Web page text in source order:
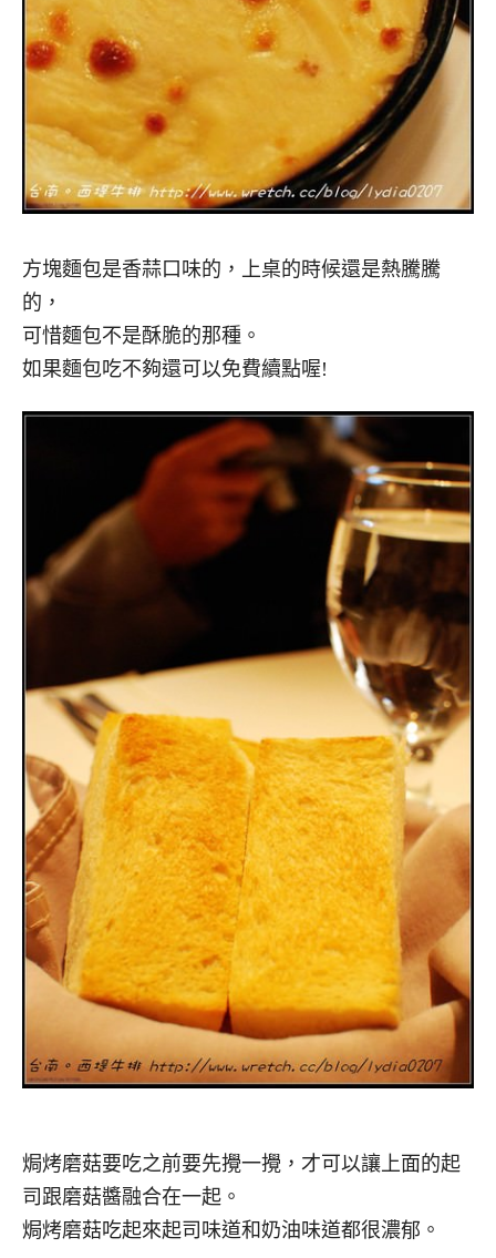
方塊麵包是香蒜口味的，上桌的時候還是熱騰騰
的，
可惜麵包不是酥脆的那種。
如果麵包吃不夠還可以免費續點喔!
焗烤磨菇要吃之前要先攪一攪，才可以讓上面的起
司跟磨菇醬融合在一起。
焗烤磨菇吃起來起司味道和奶油味道都很濃郁。